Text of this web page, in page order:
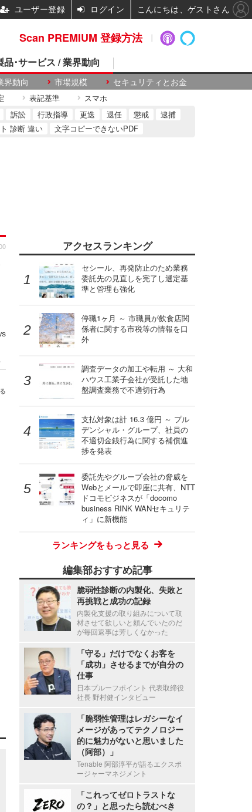
品･サービス / 業界動向
界動向 市場規模 セキュリティとお金
表記基準 スマホ
訴訟 行政指導 更迭 退任 懲戒
逮捕
診断 違い 文字コピーできないPDF
アクセスランキング
セシール、再発防止のため業務
委託先の見直しを完了し選定基
準と管理も強化
停職1ヶ月 ～ 市職員が飲食店関
係者に関する市税等の情報を口
外
調査データの加工や転用 ～ 大和
ハウス工業子会社が受託した地
盤調査業務で不適切行為
支払対象は計 16.3 億円 ～ プル
デンシャル・グループ、社員の
不適切金銭行為に関する補償進
捗を発表
委託先やグループ会社の脅威を
Webとメールで即座に共有、NTT
ドコモビジネスが「docomo
business RINK WANセキュリテ
ィ」に新機能
ランキングをもっと見る
編集部おすすめ記事
脆弱性診断の内製化、失敗と
再挑戦と成功の記録
内製化支援の取り組みについて取
材させて欲しいと頼んでいたのだ
が毎回返事は芳しくなかった
「守る」だけでなくお客を
「成功」させるまでが自分の
仕事
日本プルーフポイント 代表取締役
社長 野村健インタビュー
「脆弱性管理はレガシーなイ
メージがあってテクノロジー
的に魅力がないと思いました
（阿部）」
Tenable 阿部淳平が語るエクスポ
ージャーマネジメント
「これってゼロトラストな
の？」と思ったら読むべき
Scan PREMIUM 登録方法
ユーザー登録 ログイン こんにちは、ゲストさん